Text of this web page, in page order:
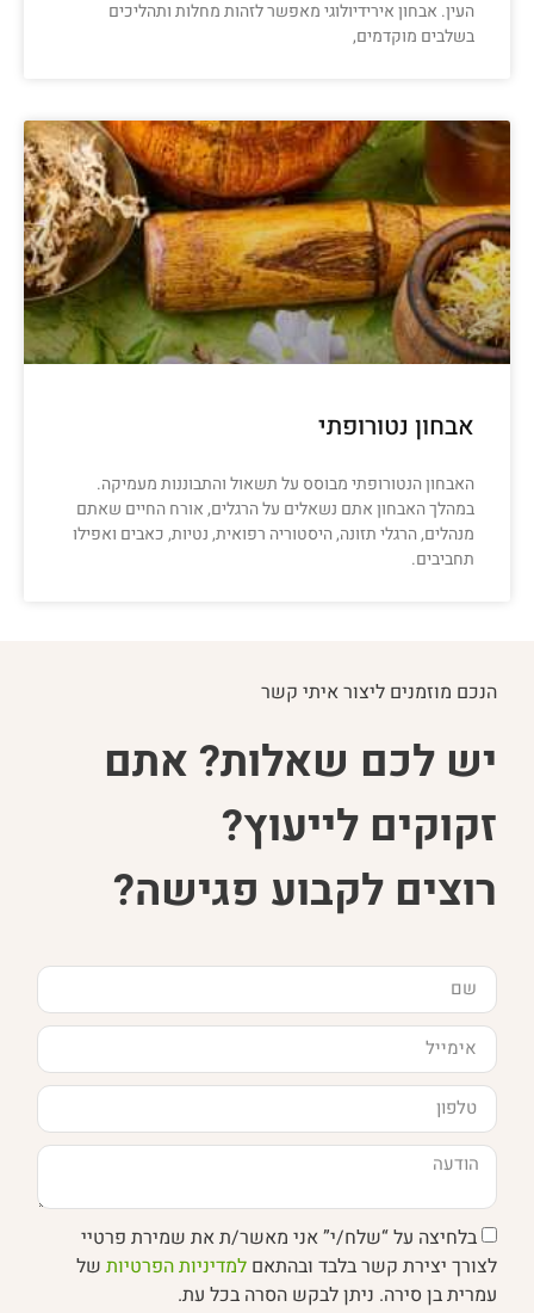
העין. אבחון אירידיולוגי מאפשר לזהות מחלות ותהליכים
בשלבים מוקדמים,
אבחון נטורופתי
האבחון הנטורופתי מבוסס על תשאול והתבוננות מעמיקה.
במהלך האבחון אתם נשאלים על הרגלים, אורח החיים שאתם
מנהלים, הרגלי תזונה, היסטוריה רפואית, נטיות, כאבים ואפילו
תחביבים.
הנכם מוזמנים ליצור איתי קשר
יש לכם שאלות? אתם
זקוקים לייעוץ?
רוצים לקבוע פגישה?
בלחיצה על “שלח/י” אני מאשר/ת את שמירת פרטיי
לצורך יצירת קשר בלבד ובהתאםלמדיניות הפרטיות של
עמרית בן סירה. ניתן לבקש הסרה בכל עת.